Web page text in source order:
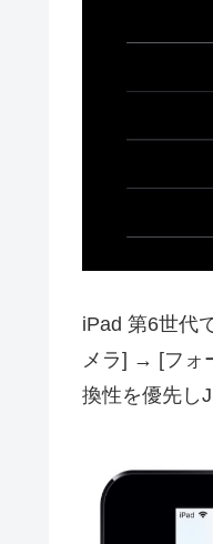
iPad 第6世代
メラ] → [フォ
換性を優先し